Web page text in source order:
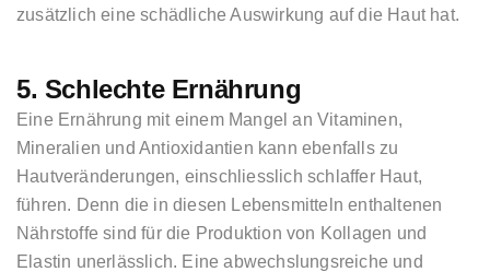
KONTAKT VELFERO
TERMIN VEREINBAREN
zusätzlich eine schädliche Auswirkung auf die Haut hat.
5. Schlechte Ernährung
Eine Ernährung mit einem Mangel an Vitaminen,
Mineralien und Antioxidantien kann ebenfalls zu
Hautveränderungen, einschliesslich schlaffer Haut,
führen. Denn die in diesen Lebensmitteln enthaltenen
Nährstoffe sind für die Produktion von Kollagen und
Elastin unerlässlich. Eine abwechslungsreiche und